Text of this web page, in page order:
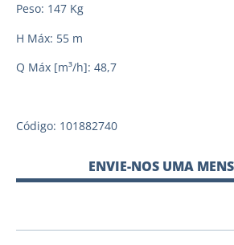
Peso: 147 Kg
H Máx: 55 m
Q Máx [m³/h]: 48,7
Código: 101882740
ENVIE-NOS UMA